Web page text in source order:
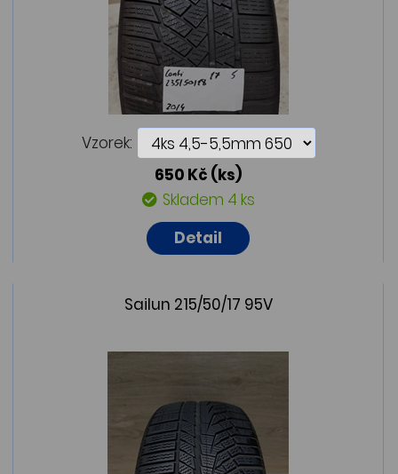
Vzorek:
650 Kč (ks)
Skladem 4 ks
Detail
Sailun 215/50/17 95V